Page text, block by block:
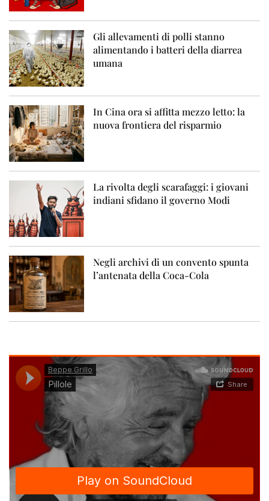
Gli allevamenti di polli stanno
alimentando i batteri della diarrea
umana
In Cina ora si affitta mezzo letto: la
nuova frontiera del risparmio
La rivolta degli scarafaggi: i giovani
indiani sfidano il governo Modi
Negli archivi di un convento spunta
l’antenata della Coca-Cola